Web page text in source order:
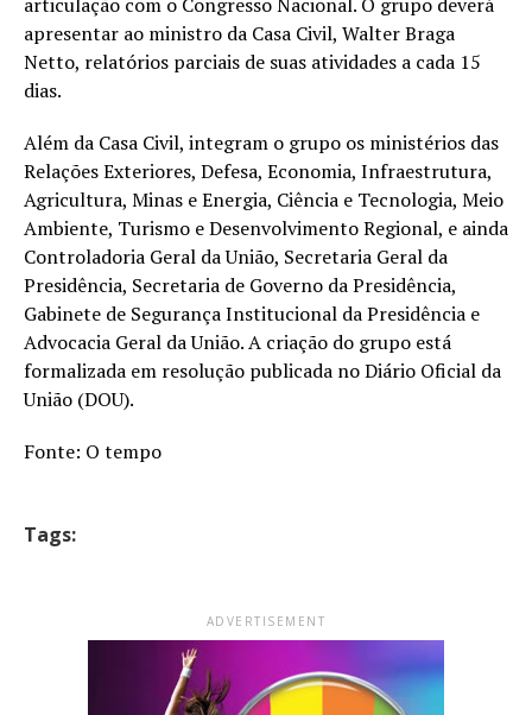
articulação com o Congresso Nacional. O grupo deverá
apresentar ao ministro da Casa Civil, Walter Braga
Netto, relatórios parciais de suas atividades a cada 15
dias.
Além da Casa Civil, integram o grupo os ministérios das
Relações Exteriores, Defesa, Economia, Infraestrutura,
Agricultura, Minas e Energia, Ciência e Tecnologia, Meio
Ambiente, Turismo e Desenvolvimento Regional, e ainda
Controladoria Geral da União, Secretaria Geral da
Presidência, Secretaria de Governo da Presidência,
Gabinete de Segurança Institucional da Presidência e
Advocacia Geral da União. A criação do grupo está
formalizada em resolução publicada no Diário Oficial da
União (DOU).
Fonte: O tempo
Tags:
ADVERTISEMENT